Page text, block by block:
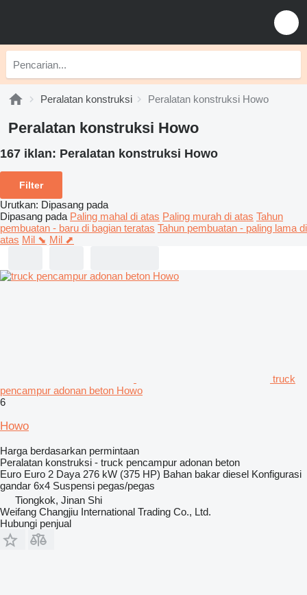
Peralatan konstruksi Peralatan konstruksi Howo
Peralatan konstruksi Howo
167 iklan: Peralatan konstruksi Howo
Filter
Urutkan: Dipasang pada
Dipasang pada Paling mahal di atas Paling murah di atas Tahun
pembuatan - baru di bagian teratas Tahun pembuatan - paling lama di
atas Mil ⬊ Mil ⬈
truck
pencampur adonan beton Howo
6
Howo
Harga berdasarkan permintaan
Peralatan konstruksi - truck pencampur adonan beton
Euro Euro 2 Daya 276 kW (375 HP) Bahan bakar diesel Konfigurasi
gandar 6x4 Suspensi pegas/pegas
Tiongkok, Jinan Shi
Weifang Changjiu International Trading Co., Ltd.
Hubungi penjual